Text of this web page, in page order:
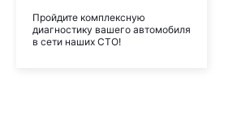
Пройдите комплексную
диагностику вашего автомобиля
в сети наших СТО!